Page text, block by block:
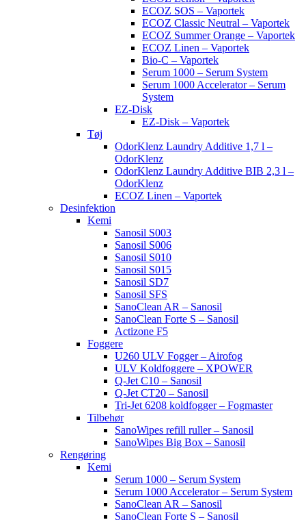
ECOZ SOS – Vaportek
ECOZ Classic Neutral – Vaportek
ECOZ Summer Orange – Vaportek
ECOZ Linen – Vaportek
Bio-C – Vaportek
Serum 1000 – Serum System
Serum 1000 Accelerator – Serum
System
EZ-Disk
EZ-Disk – Vaportek
Tøj
OdorKlenz Laundry Additive 1,7 l –
OdorKlenz
OdorKlenz Laundry Additive BIB 2,3 l –
OdorKlenz
ECOZ Linen – Vaportek
Desinfektion
Kemi
Sanosil S003
Sanosil S006
Sanosil S010
Sanosil S015
Sanosil SD7
Sanosil SFS
SanoClean AR – Sanosil
SanoClean Forte S – Sanosil
Actizone F5
Foggere
U260 ULV Fogger – Airofog
ULV Koldfoggere – XPOWER
Q-Jet C10 – Sanosil
Q-Jet CT20 – Sanosil
Tri-Jet 6208 koldfogger – Fogmaster
Tilbehør
SanoWipes refill ruller – Sanosil
SanoWipes Big Box – Sanosil
Rengøring
Kemi
Serum 1000 – Serum System
Serum 1000 Accelerator – Serum System
SanoClean AR – Sanosil
SanoClean Forte S – Sanosil